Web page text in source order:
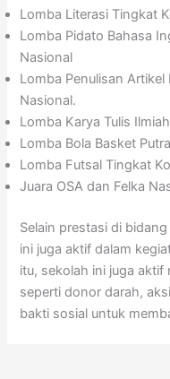
Lomba Literasi Tingkat
Lomba Pidato Bahasa
Nasional
Lomba Penulisan
Nasional.
Lomba Karya Tulis
Lomba Bola Basket
Lomba Futsal Tingkat
Juara OSA dan Felka
Selain prestasi di
ini juga aktif dalam
itu, sekolah ini juga
seperti donor darah,
bakti sosial untuk